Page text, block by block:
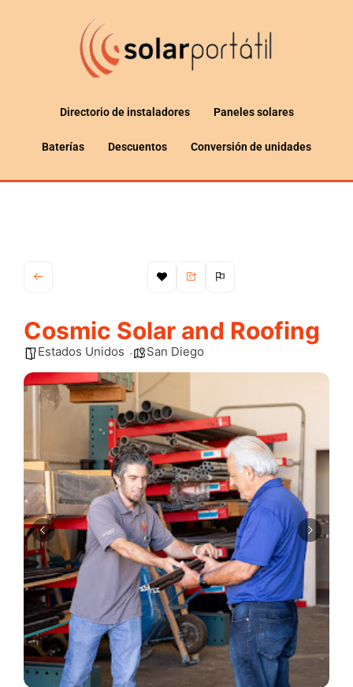
Directorio de instaladores Paneles solares
Baterías Descuentos Conversión de unidades
Cosmic Solar and Roofing
Estados Unidos San Diego